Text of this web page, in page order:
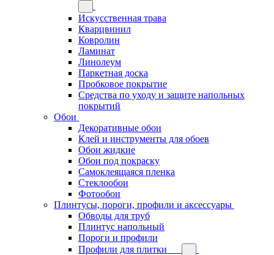
Искусственная трава
Кварцвинил
Ковролин
Ламинат
Линолеум
Паркетная доска
Пробковое покрытие
Средства по уходу и защите напольных
покрытий
Обои
Декоративные обои
Клей и инструменты для обоев
Обои жидкие
Обои под покраску
Самоклеящаяся пленка
Стеклообои
Фотообои
Плинтусы, пороги, профили и аксессуары
Обводы для труб
Плинтус напольный
Пороги и профили
Профили для плитки